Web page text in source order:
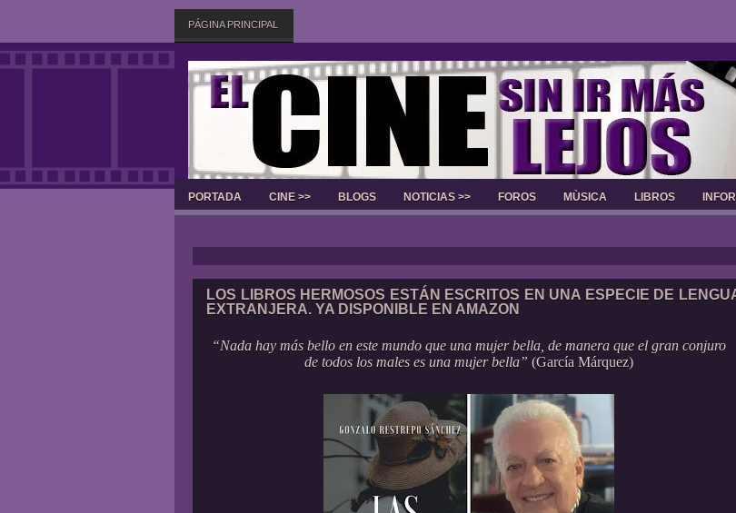
PÁGINA PRINCIPAL
PORTADA CINE >> BLOGS NOTICIAS >> FOROS MÙSICA LIBROS
LOS LIBROS HERMOSOS ESTÁN ESCRITOS EN UNA ESPECIE DE
EXTRANJERA. YA DISPONIBLE EN AMAZON
“Nada hay más bello en este mundo que una mujer bella, de manera que el gran conjuro
de todos los males es una mujer bella” (García Márquez)